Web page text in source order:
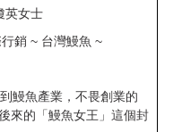
英女士
銷 ~ 台灣鰻魚 ~
鰻魚產業，不畏創業的
來的「鰻魚女王」這個封